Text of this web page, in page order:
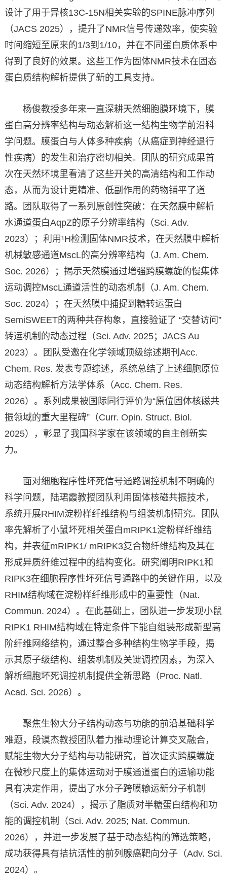
设计了用于异核13C-15N相关实验的SPINE脉冲序列
（JACS 2025），提升了NMR信号传递效率，使实验
时间缩短至原来的1/3到1/10，并在不同蛋白质体系中
得到了良好的效果。这些工作为固体NMR技术在固态
蛋白质结构解析提供了新的工具支持。
杨俊教授多年来一直深耕天然细胞膜环境下，膜
蛋白高分辨率结构与动态解析这一结构生物学前沿科
学问题。膜蛋白与人体多种疾病（从癌症到神经退行
性疾病）的发生和治疗密切相关。团队的研究成果首
次在天然环境里看清了这些开关的高清结构和工作动
态，从而为设计更精准、低副作用的药物铺平了道
路。团队取得了一系列原创性突破：在天然膜中解析
水通道蛋白AqpZ的原子分辨率结构（Sci. Adv.
2023）；利用¹H检测固体NMR技术，在天然膜中解析
机械敏感通道MscL的高分辨率结构（J. Am. Chem.
Soc. 2026）；揭示天然膜通过增强跨膜螺旋的慢集体
运动调控MscL通道活性的动态机制（J. Am. Chem.
Soc. 2024）；在天然膜中捕捉到糖转运蛋白
SemiSWEET的两种共存构象，直接验证了 “交替访问”
转运机制的动态过程（Sci. Adv. 2025；JACS Au
2023）。团队受邀在化学领域顶级综述期刊Acc.
Chem. Res. 发表专题综述，系统总结了上述细胞原位
动态结构解析方法学体系（Acc. Chem. Res.
2026）。系列成果被国际同行评价为“原位固体核磁共
振领域的重大里程碑”（Curr. Opin. Struct. Biol.
2025），彰显了我国科学家在该领域的自主创新实
力。
面对细胞程序性坏死信号通路调控机制不明确的
科学问题，陆珺霞教授团队利用固体核磁共振技术，
系统开展RHIM淀粉样纤维结构与组装机制研究。团队
率先解析了小鼠坏死相关蛋白mRIPK1淀粉样纤维结
构，并表征mRIPK1/ mRIPK3复合物纤维结构及其在
形成异质纤维过程中的结构变化。研究阐明RIPK1和
RIPK3在细胞程序性坏死信号通路中的关键作用，以及
RHIM结构域在淀粉样纤维形成中的重要性（Nat.
Commun. 2024）。在此基础上，团队进一步发现小鼠
RIPK1 RHIM结构域在特定条件下能自组装形成新型高
阶纤维网络结构，通过整合多种结构生物学手段，揭
示其原子级结构、组装机制及关键调控因素，为深入
解析细胞坏死调控机制提供全新思路（Proc. Natl.
Acad. Sci. 2026）。
聚焦生物大分子结构动态与功能的前沿基础科学
难题，段谟杰教授团队着力推动理论计算交叉融合，
赋能生物大分子结构与功能研究，首次证实跨膜螺旋
在微秒尺度上的集体运动对于膜通道蛋白的运输功能
具有决定作用，提出了水分子跨膜输运新分子机制
（Sci. Adv. 2024），揭示了脂质对半糖蛋白结构和功
能的调控机制（Sci. Adv. 2025; Nat. Commun.
2026），并进一步发展了基于动态结构的筛选策略，
成功获得具有拮抗活性的前列腺癌靶向分子（Adv. Sci.
2024）。